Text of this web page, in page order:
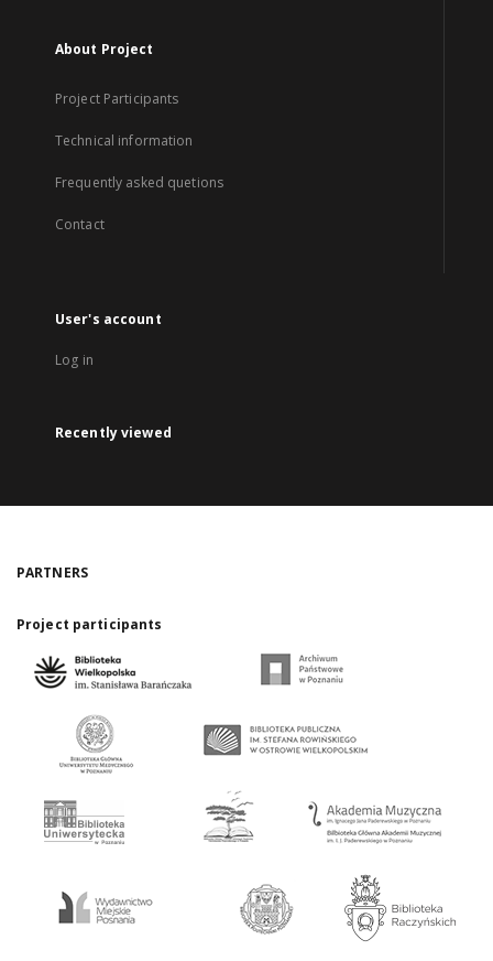
About Project
Project Participants
Technical information
Frequently asked quetions
Contact
User's account
Log in
Recently viewed
PARTNERS
Project participants